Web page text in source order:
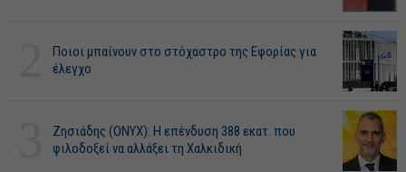
Ποιοι μπαίνουν στο στόχαστρο της Εφορίας για
έλεγχο
Ζησιάδης (ONYX): Η επένδυση 388 εκατ. που
φιλοδοξεί να αλλάξει τη Χαλκιδική